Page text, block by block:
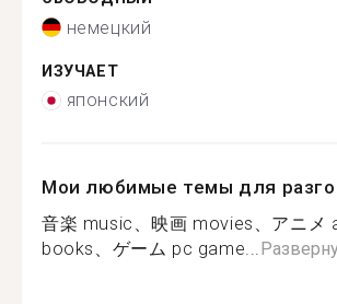
немецкий
ИЗУЧАЕТ
японский
Мои любимые темы для
音楽 music、映画 movies、アニメ
books、ゲーム pc game...